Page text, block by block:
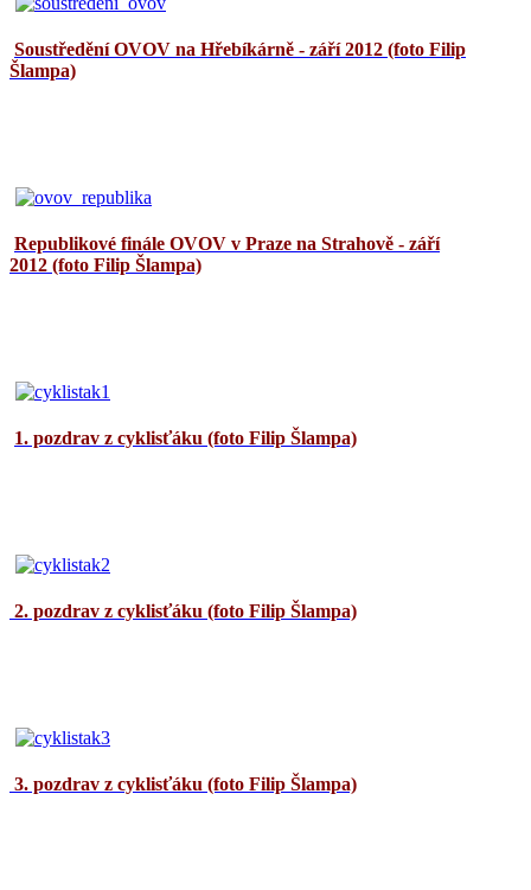
Soustředění OVOV na Hřebíkárně - září 2012 (foto Filip
Šlampa)
Republikové finále OVOV v Praze na Strahově - září
2012 (foto Filip Šlampa)
1. pozdrav z cyklisťáku (foto Filip Šlampa)
2. pozdrav z cyklisťáku (foto Filip Šlampa)
3. pozdrav z cyklisťáku (foto Filip Šlampa)